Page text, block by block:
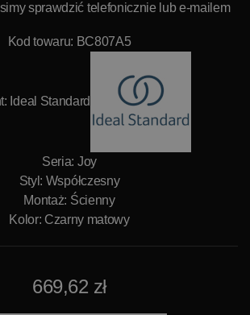
sprawdzić telefonicznie lub e-mailem
Kod towaru: BC807A5
Ideal Standard
Seria: Joy
Styl: Współczesny
Montaż: Ścienny
Kolor: Czarny matowy
669,62 zł